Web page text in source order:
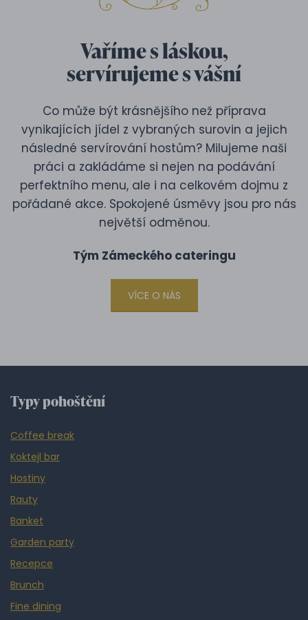
Vaříme s láskou,
servírujeme s vášní
Co může být krásnějšího než příprava
vynikajících jídel z vybraných surovin a jejich
následné servírování hostům? Milujeme naši
práci a zakládáme si nejen na podávání
perfektního menu, ale i na celkovém dojmu z
pořádané akce. Spokojené úsměvy jsou pro nás
největší odměnou.
Tým Zámeckého cateringu
VÍCE O NÁS
Typy pohoštění
Coffee break
Koktejl bar
Hostiny
Rauty
Banket
Garden party
Recepce
Brunch
Fine dining